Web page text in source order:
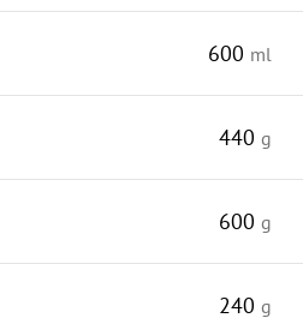
600 ml
440 g
600 g
240 g